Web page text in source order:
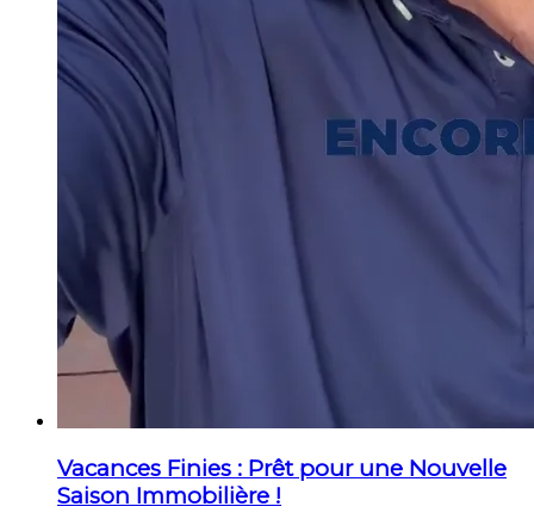
Vacances Finies : Prêt pour une Nouvelle
Saison Immobilière !